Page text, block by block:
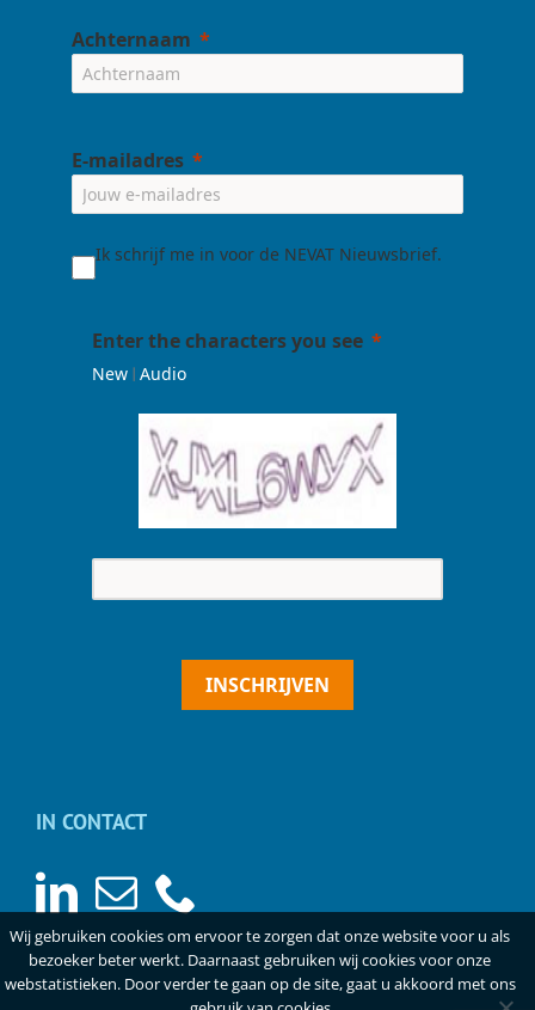
Achternaam
E-mailadres
Ik schrijf me in voor de NEVAT Nieuwsbrief.
Enter the characters you see
New | Audio
INSCHRIJVEN
IN CONTACT
Wij gebruiken cookies om ervoor te zorgen dat onze website voor u als
bezoeker beter werkt. Daarnaast gebruiken wij cookies voor onze
webstatistieken. Door verder te gaan op de site, gaat u akkoord met ons